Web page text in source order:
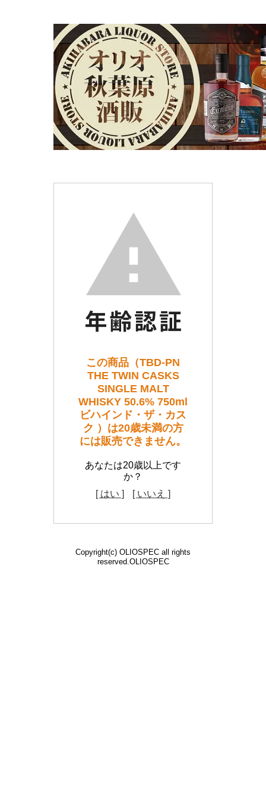
この商品（TBD-PN
THE TWIN CASKS
SINGLE MALT
WHISKY 50.6% 750ml
ビハインド・ザ・カス
ク ）は20歳未満の方
には販売できません。
あなたは20歳以上です
か？
[ はい ]
[ いいえ ]
Copyright(c) OLIOSPEC all rights
reserved.OLIOSPEC